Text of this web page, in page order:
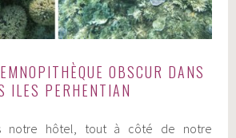
OBSCUR DANS
ILES PERHENTIAN
notre hôtel, tout à côté de notre